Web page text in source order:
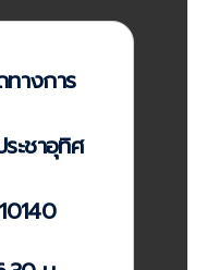
างการ
ะชาอุทิศ